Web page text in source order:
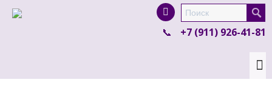
product in a size size .
colour items.
+7 (911) 926-41-81